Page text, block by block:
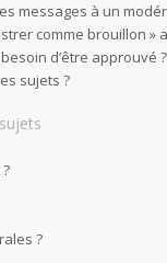
messages à un
comme brouillon »
d’être approuvé ?
sujets ?
?